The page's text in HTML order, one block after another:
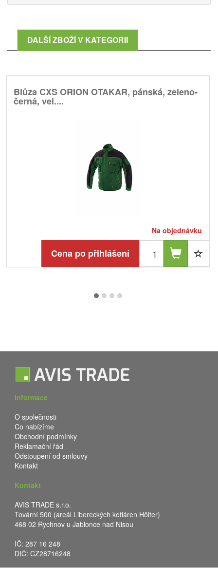
DALŠÍ ZBOŽÍ V KATEGORII
Blůza CXS ORION OTAKAR, pánská, zeleno-
černá, vel....
Na objednávku
Cena po přihlášení
Informace
O společnosti
Co nabízíme
Obchodní podmínky
Reklamační řád
Odstoupení od smlouvy
Kontakt
Kontakt
AVIS TRADE s.r.o.
Tovární 500 (areál Libereckých kotláren Hölter)
468 02 Rychnov u Jablonce nad Nisou
IČ: 287 16 248
DIČ: CZ28716248